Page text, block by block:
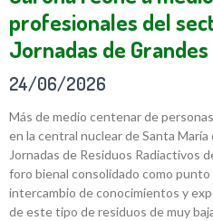
profesionales del
Jornadas de
24/06/2026
Más de medio centenar de
en la central nuclear de Santa
Jornadas de Residuos Radiactivos
foro bienal consolidado como
intercambio de conocimientos y
de este tipo de residuos de muy